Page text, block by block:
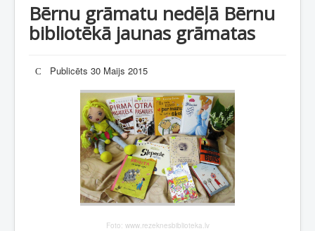
Bērnu grāmatu nedēļā Bērnu
bibliotēkā jaunas grāmatas
Publicēts 30 Maijs 2015
Foto: www.rezeknesbiblioteka.lv